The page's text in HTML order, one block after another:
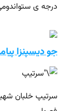
درجه ‌ی
جو دیسپنزا
سرتیپ خلبان